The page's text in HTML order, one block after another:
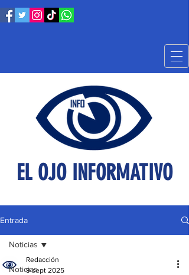
EL OJO INFORMATIVO
Entrada
Noticias
Noticias
Redacción
9 sept 2025